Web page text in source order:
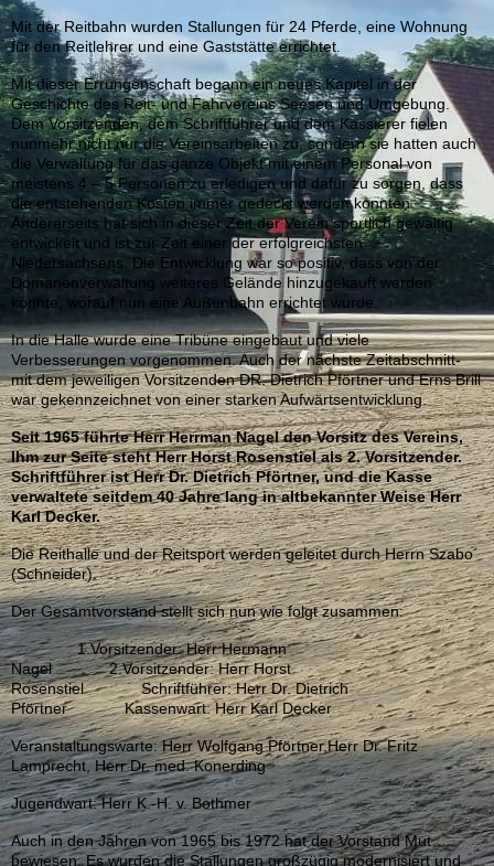
Mit der Reitbahn wurden Stallungen für 24 Pferde, eine Wohnung
für den Reitlehrer und eine Gaststätte errichtet.
Mit dieser Errungenschaft begann ein neues Kapitel in der
Geschichte des Reit- und Fahrvereins Seesen und Umgebung.
Dem Vorsitzenden, dem Schriftführer und dem Kassierer fielen
nunmehr nicht nur die Vereinsarbeiten zu, sondern sie hatten auch
die Verwaltung für das ganze Objekt mit einem Personal von
meistens 4 – 5 Personen zu erledigen und dafür zu sorgen, dass
die entstehenden Kosten immer gedeckt werden konnten.
Andererseits hat sich in dieser Zeit der Verein sportlich gewaltig
entwickelt und ist zur Zeit einer der erfolgreichsten
Niedersachsens. Die Entwicklung war so positiv, dass von der
Domänenverwaltung weiteres Gelände hinzugekauft werden
konnte, worauf nun eine Außenbahn errichtet wurde.
In die Halle wurde eine Tribüne eingebaut und viele
Verbesserungen vorgenommen. Auch der nächste Zeitabschnitt-
mit dem jeweiligen Vorsitzenden DR. Dietrich Pförtner und Erns Brill
war gekennzeichnet von einer starken Aufwärtsentwicklung.
Seit 1965 führte Herr Herrman Nagel den Vorsitz des Vereins,
Ihm zur Seite steht Herr Horst Rosenstiel als 2. Vorsitzender.
Schriftführer ist Herr Dr. Dietrich Pförtner, und die Kasse
verwaltete seitdem 40 Jahre lang in altbekannter Weise Herr
Karl Decker.
Die Reithalle und der Reitsport werden geleitet durch Herrn Szabo´
(Schneider).
Der Gesamtvorstand stellt sich nun wie folgt zusammen:
1.Vorsitzender: Herr Hermann
Nagel 2.Vorsitzender: Herr Horst
Rosenstiel Schriftführer: Herr Dr. Dietrich
Pförtner Kassenwart: Herr Karl Decker
Veranstaltungswarte: Herr Wolfgang Pförtner,Herr Dr. Fritz
Lamprecht, Herr Dr. med. Konerding
Jugendwart: Herr K.-H. v. Bothmer
Auch in den Jahren von 1965 bis 1972 hat der Vorstand Mut
bewiesen. Es wurden die Stallungen großzügig modernisiert und